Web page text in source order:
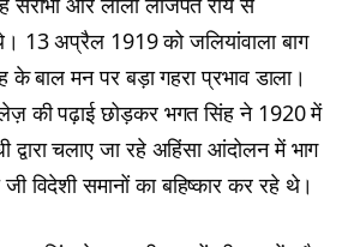
13 अप्रैल 1919 को जलियांवाला बाग
के बाल मन पर बड़ा गहरा प्रभाव डाला।
की पढ़ाई छोड़कर भगत सिंह ने 1920 में
द्वारा चलाए जा रहे अहिंसा आंदोलन में भाग
विदेशी समानों का बहिष्कार कर रहे थे।